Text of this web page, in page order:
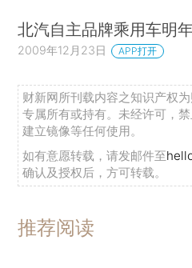
北汽自主品牌乘用车明
2009年12月23日 APP打开
财新网所刊载内容之知识产权
专属所有或持有。未经许可，
建立镜像等任何使用。
如有意愿转载，请发邮件至
确认及授权后，方可转载。
推荐阅读